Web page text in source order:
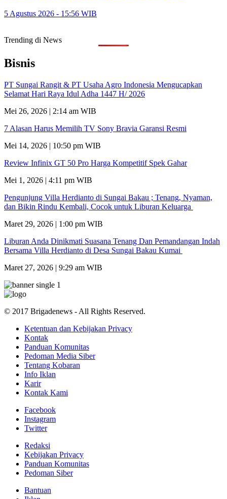
5 Agustus 2026 - 15:56 WIB
Trending di News
Bisnis
PT Sungai Rangit & PT Usaha Agro Indonesia Mengucapkan
Selamat Hari Raya Idul Adha 1447 H/ 2026
Mei 26, 2026 | 2:14 am WIB
7 Alasan Harus Memilih TV Sony Bravia Garansi Resmi
Mei 14, 2026 | 10:50 pm WIB
Review Infinix GT 50 Pro Harga Kompetitif Spek Gahar
Mei 1, 2026 | 4:11 pm WIB
Pengunjung Villa Herdianto di Sungai Bakau ; Tenang, Nyaman,
dan Bikin Rindu Kembali, Cocok untuk Liburan Keluarga
Maret 29, 2026 | 1:00 pm WIB
Liburan Anda Dinikmati Suasana Tenang Dan Pemandangan Indah
Bersama Villa Herdianto di Desa Sungai Bakau Kumai
Maret 27, 2026 | 9:29 am WIB
© 2017 Brigadenews - All Rights Reserved.
Ketentuan dan Kebijakan Privacy
Kontak
Panduan Komunitas
Pedoman Media Siber
Tentang Kobaran
Info Iklan
Karir
Kontak Kami
Facebook
Instagram
Twitter
Redaksi
Kebijakan Privacy
Panduan Komunitas
Pedoman Siber
Bantuan